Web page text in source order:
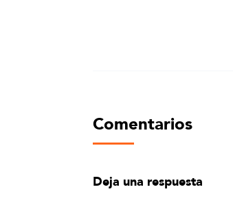
Comentarios
Deja una respuesta